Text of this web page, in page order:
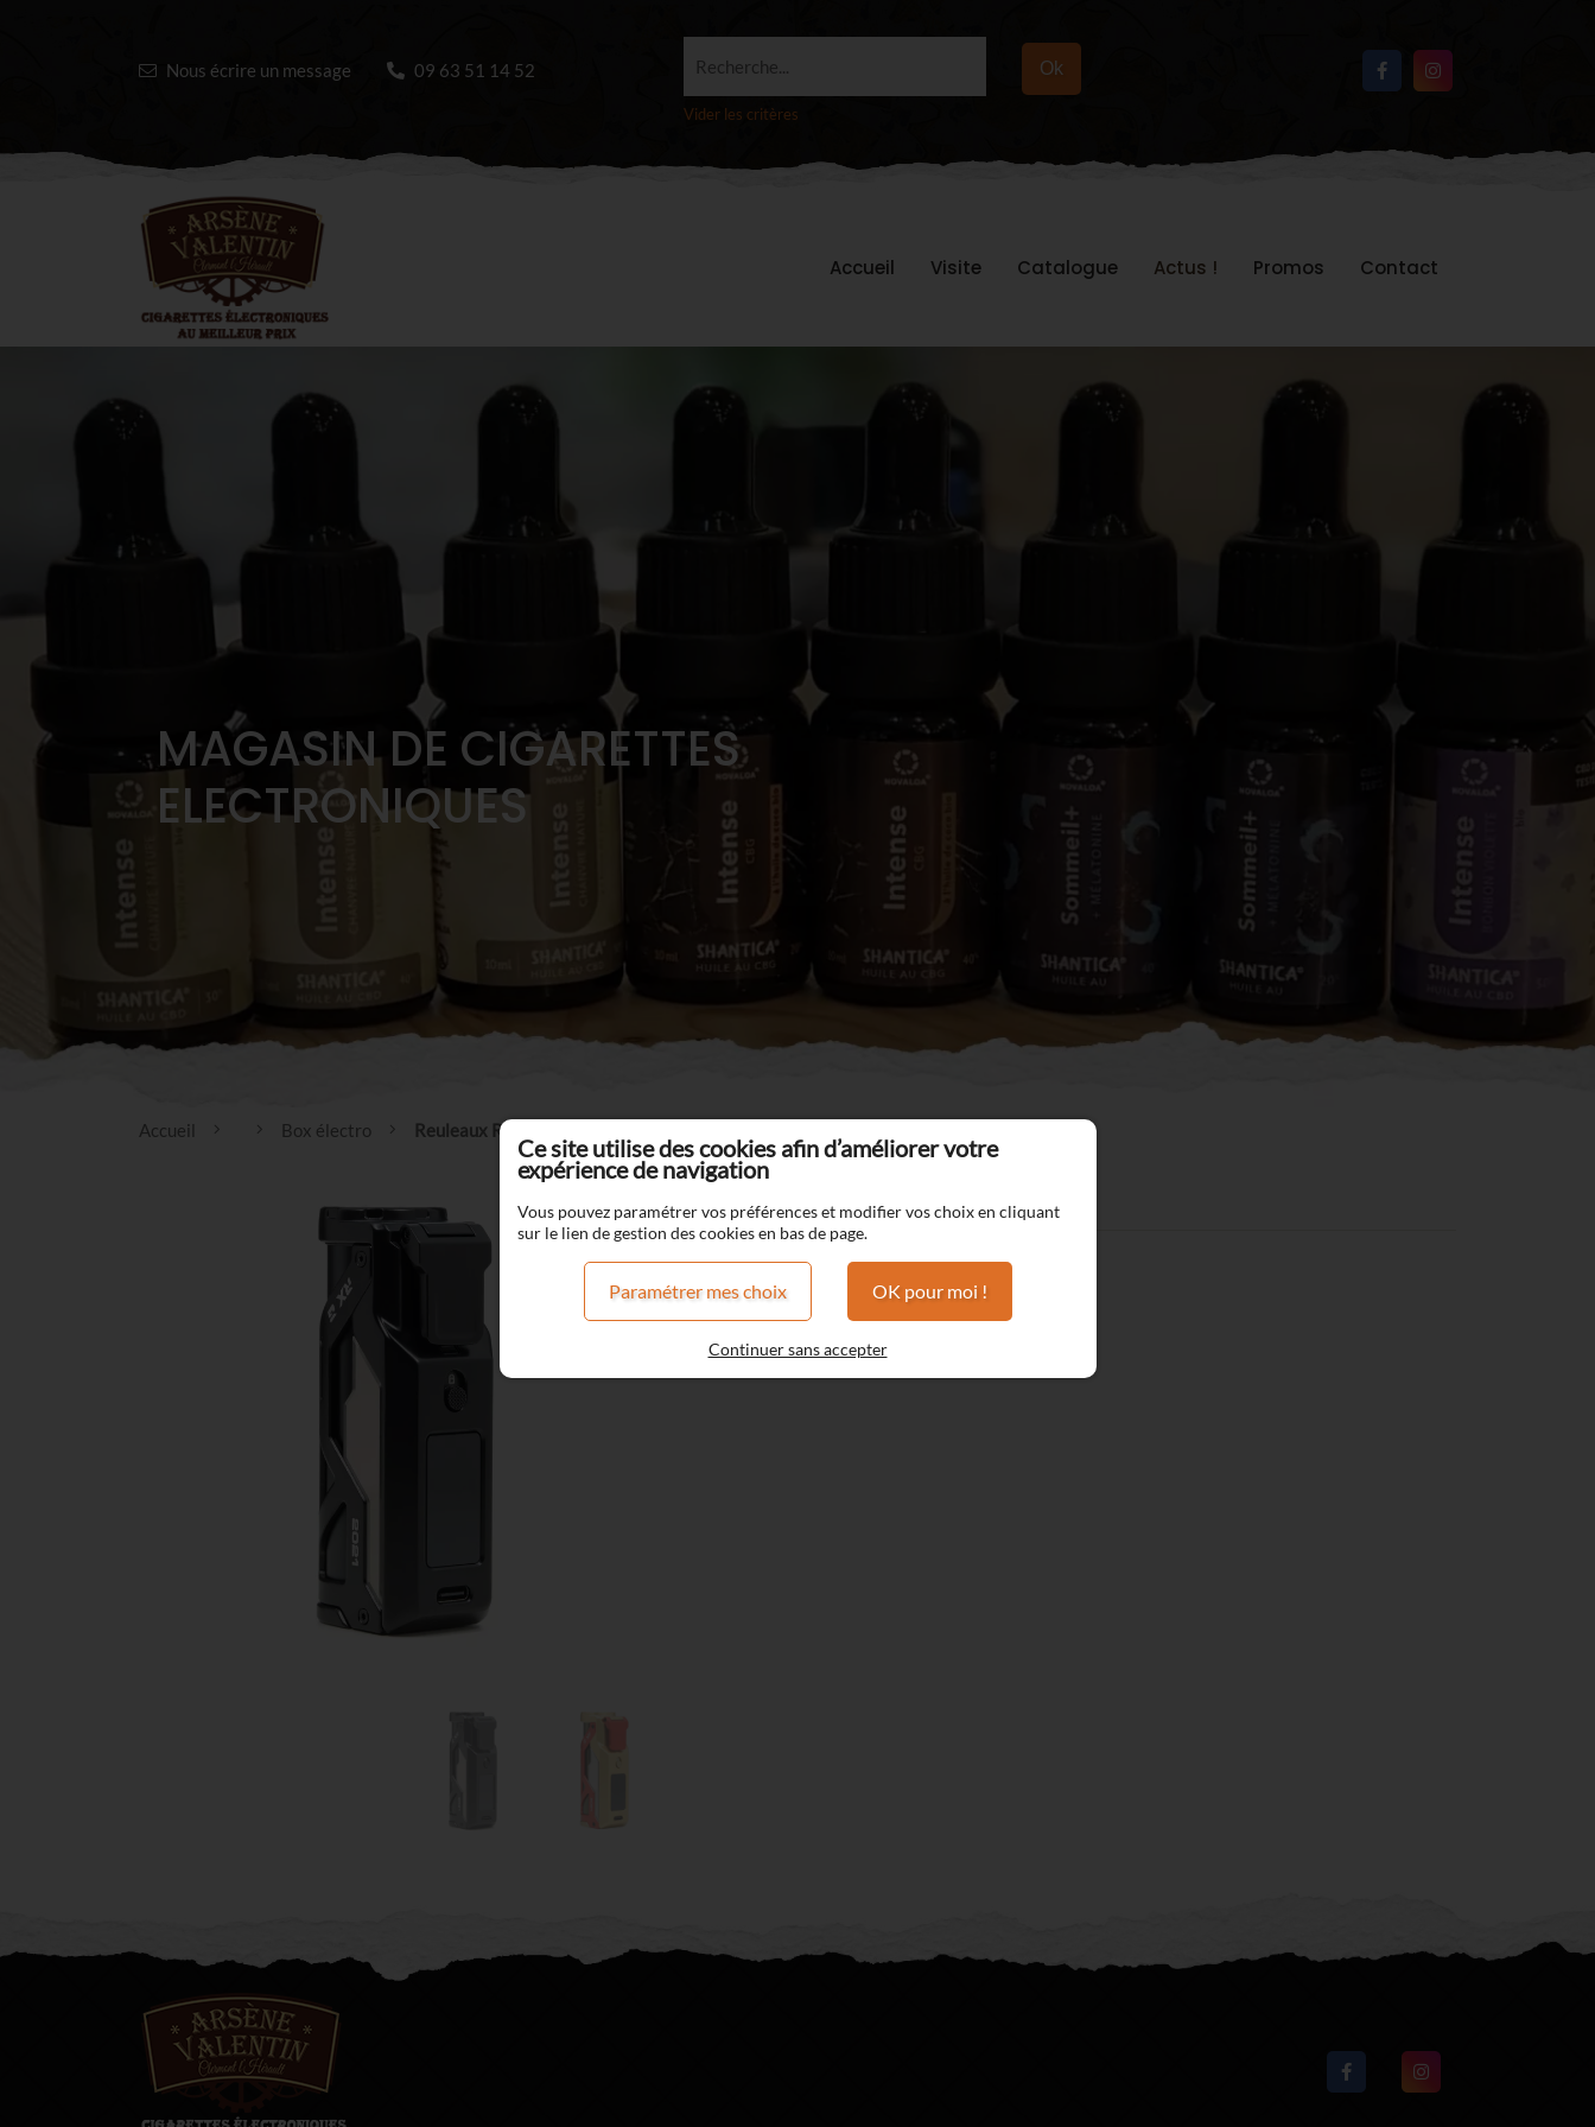
Nous écrire un message 09 63 51 14 52 Recherche... Ok
Vider les critères
Accueil Visite Catalogue Actus ! Promos Contact
MAGASIN DE CIGARETTES
ELECTRONIQUES
Accueil Box électro Reuleaux RX G - Wismec
Reuleaux RX G - Wismec
Puissance Max 100W
1 Accu 18650 (non fournis)
Ce site utilise des cookies afin d’améliorer votre
expérience de navigation
Vous pouvez paramétrer vos préférences et modifier vos choix en cliquant
sur le lien de gestion des cookies en bas de page.
Paramétrer mes choix OK pour moi !
Continuer sans accepter